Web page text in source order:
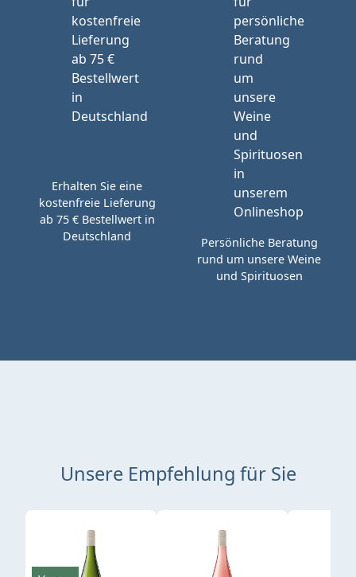
Erhalten Sie eine
kostenfreie Lieferung
ab 75 € Bestellwert in
Deutschland
Persönliche Beratung
rund um unsere Weine
und Spirituosen
Unsere Empfehlung für Sie
Produktgalerie überspringen